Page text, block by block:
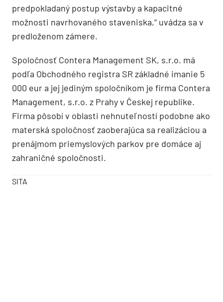
predpokladaný postup výstavby a kapacitné
možnosti navrhovaného staveniska,“ uvádza sa v
predloženom zámere.
Spoločnosť Contera Management SK, s.r.o. má
podľa Obchodného registra SR základné imanie 5
000 eur a jej jediným spoločníkom je firma Contera
Management, s.r.o. z Prahy v Českej republike.
Firma pôsobí v oblasti nehnuteľností podobne ako
materská spoločnosť zaoberajúca sa realizáciou a
prenájmom priemyslových parkov pre domáce aj
zahraničné spoločnosti.
SITA